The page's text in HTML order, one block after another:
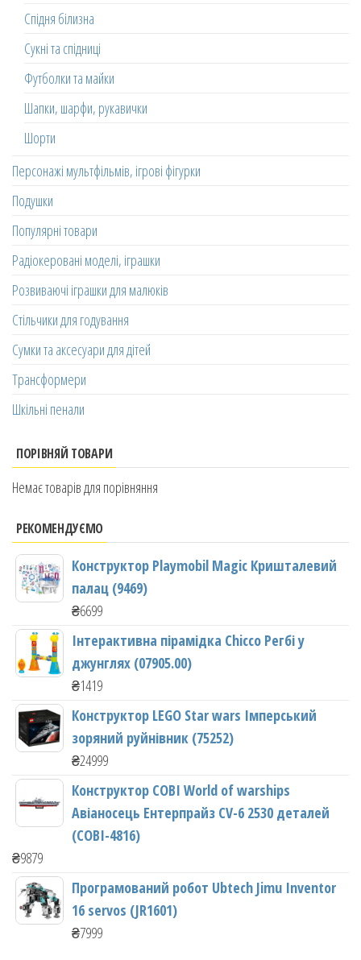
Спідня білизна
Сукні та спідниці
Футболки та майки
Шапки, шарфи, рукавички
Шорти
Персонажі мультфільмів, ігрові фігурки
Подушки
Популярні товари
Радіокеровані моделі, іграшки
Розвиваючі іграшки для малюків
Стільчики для годування
Сумки та аксесуари для дітей
Трансформери
Шкільні пенали
ПОРІВНЯЙ ТОВАРИ
Немає товарів для порівняння
РЕКОМЕНДУЄМО
Конструктор Playmobil Magic Кришталевий
палац (9469)
₴6699
Інтерактивна пірамідка Chicco Регбі у
джунглях (07905.00)
₴1419
Конструктор LEGO Star wars Імперський
зоряний руйнівник (75252)
₴24999
Конструктор COBI World of warships
Авіаносець Ентерпрайз CV-6 2530 деталей
(COBI-4816)
₴9879
Програмований робот Ubtech Jimu Inventor
16 servos (JR1601)
₴7999